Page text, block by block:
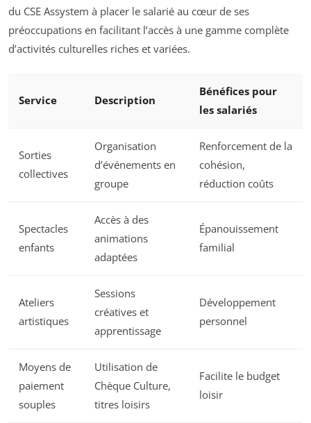
du CSE Assystem à placer le salarié au cœur de ses
préoccupations en facilitant l’accès à une gamme complète
d’activités culturelles riches et variées.
Service Description
Bénéfices pour
les salariés
Sorties
collectives
Organisation
d’événements en
groupe
Renforcement de la
cohésion,
réduction coûts
Spectacles
enfants
Accès à des
animations
adaptées
Épanouissement
familial
Ateliers
artistiques
Sessions
créatives et
apprentissage
Développement
personnel
Moyens de
paiement
souples
Utilisation de
Chèque Culture,
titres loisirs
Facilite le budget
loisir